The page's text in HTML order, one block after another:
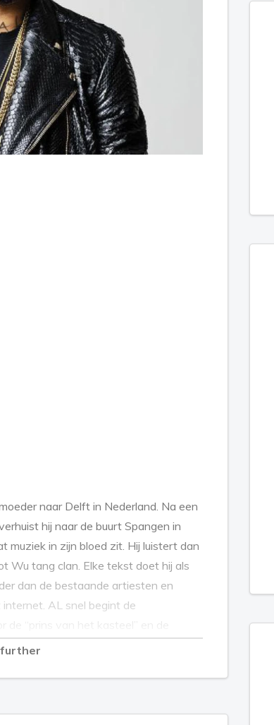
naar Delft in Nederland. Na een
hij naar de buurt Spangen in
muziek in zijn bloed zit. Hij luistert dan
Wu tang clan. Elke tekst doet hij als
dan de bestaande artiesten en
AL snel begint de
(Sparta stadion), SKVR en teenage
further